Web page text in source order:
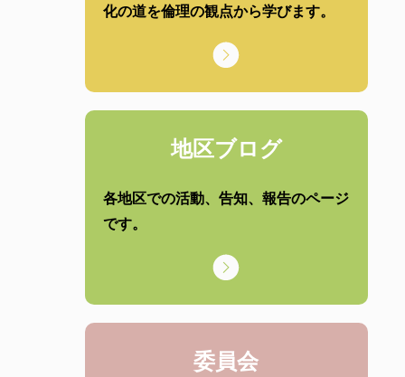
化の道を倫理の観点から学びます。
地区ブログ
各地区での活動、告知、報告のページ
です。
委員会